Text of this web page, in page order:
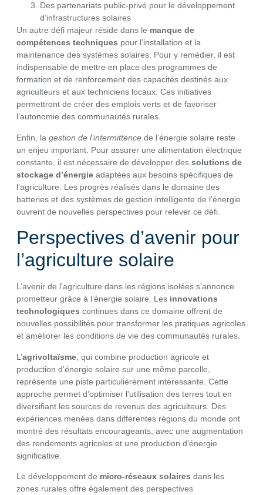
Des partenariats public-privé pour le développement
d’infrastructures solaires
Un autre défi majeur réside dans le manque de
compétences techniques pour l’installation et la
maintenance des systèmes solaires. Pour y remédier, il est
indispensable de mettre en place des programmes de
formation et de renforcement des capacités destinés aux
agriculteurs et aux techniciens locaux. Ces initiatives
permettront de créer des emplois verts et de favoriser
l’autonomie des communautés rurales.
Enfin, la gestion de l’intermittence de l’énergie solaire reste
un enjeu important. Pour assurer une alimentation électrique
constante, il est nécessaire de développer des solutions de
stockage d’énergie adaptées aux besoins spécifiques de
l’agriculture. Les progrès réalisés dans le domaine des
batteries et des systèmes de gestion intelligente de l’énergie
ouvrent de nouvelles perspectives pour relever ce défi.
Perspectives d’avenir pour
l’agriculture solaire
L’avenir de l’agriculture dans les régions isolées s’annonce
prometteur grâce à l’énergie solaire. Les innovations
technologiques continues dans ce domaine offrent de
nouvelles possibilités pour transformer les pratiques agricoles
et améliorer les conditions de vie des communautés rurales.
L’agrivoltaïsme , qui combine production agricole et
production d’énergie solaire sur une même parcelle,
représente une piste particulièrement intéressante. Cette
approche permet d’optimiser l’utilisation des terres tout en
diversifiant les sources de revenus des agriculteurs. Des
expériences menées dans différentes régions du monde ont
montré des résultats encourageants, avec une augmentation
des rendements agricoles et une production d’énergie
significative.
Le développement de micro-réseaux solaires dans les
zones rurales offre également des perspectives